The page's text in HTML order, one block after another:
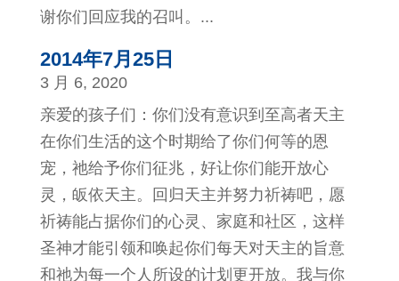
谢你们回应我的召叫。...
2014年7月25日
3 月 6, 2020
亲爱的孩子们：你们没有意识到至高者天主
在你们生活的这个时期给了你们何等的恩
宠，祂给予你们征兆，好让你们能开放心
灵，皈依天主。回归天主并努力祈祷吧，愿
祈祷能占据你们的心灵、家庭和社区，这样
圣神才能引领和唤起你们每天对天主的旨意
和祂为每一个人所设的计划更开放。我与你